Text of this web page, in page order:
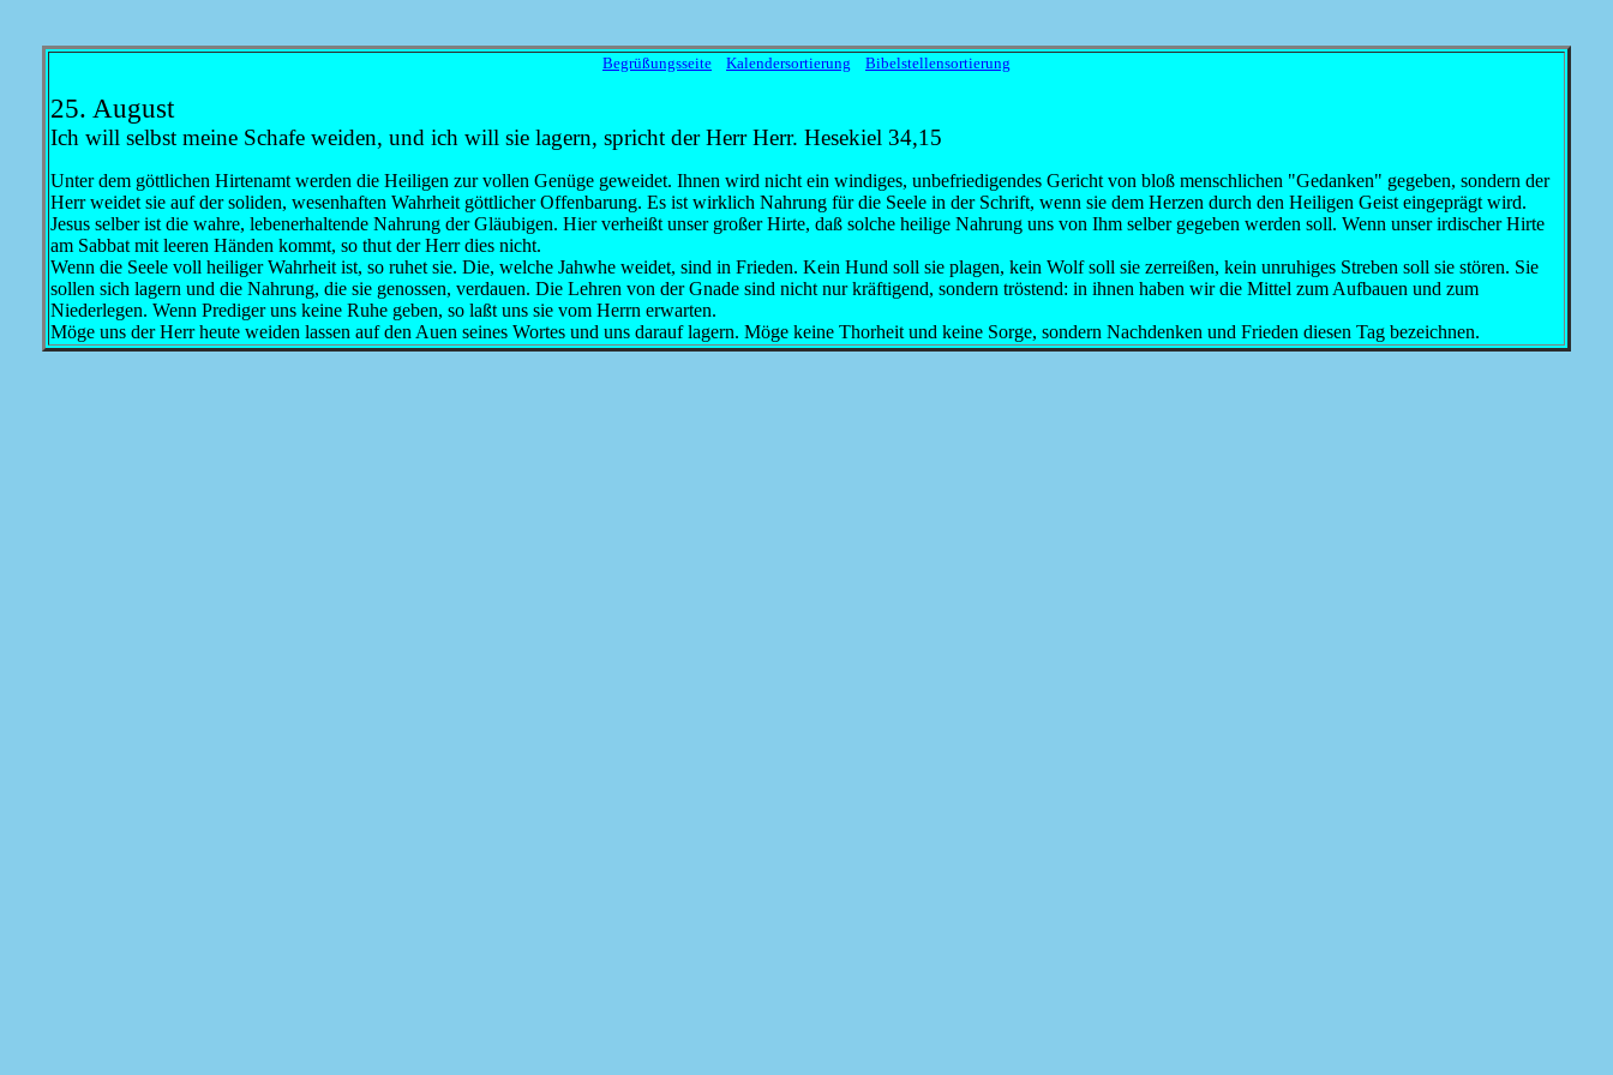
Begrüßungsseite Kalendersortierung Bibelstellensortierung
25. August
Ich will selbst meine Schafe weiden, und ich will sie lagern, spricht der Herr Herr. Hesekiel 34,15
Unter dem göttlichen Hirtenamt werden die Heiligen zur vollen Genüge geweidet. Ihnen wird nicht ein windiges, unbefriedigendes Gericht von bloß menschlichen "Gedanken" gegeben, sondern der
Herr weidet sie auf der soliden, wesenhaften Wahrheit göttlicher Offenbarung. Es ist wirklich Nahrung für die Seele in der Schrift, wenn sie dem Herzen durch den Heiligen Geist eingeprägt wird.
Jesus selber ist die wahre, lebenerhaltende Nahrung der Gläubigen. Hier verheißt unser großer Hirte, daß solche heilige Nahrung uns von Ihm selber gegeben werden soll. Wenn unser irdischer Hirte
am Sabbat mit leeren Händen kommt, so thut der Herr dies nicht.
Wenn die Seele voll heiliger Wahrheit ist, so ruhet sie. Die, welche Jahwhe weidet, sind in Frieden. Kein Hund soll sie plagen, kein Wolf soll sie zerreißen, kein unruhiges Streben soll sie stören. Sie
sollen sich lagern und die Nahrung, die sie genossen, verdauen. Die Lehren von der Gnade sind nicht nur kräftigend, sondern tröstend: in ihnen haben wir die Mittel zum Aufbauen und zum
Niederlegen. Wenn Prediger uns keine Ruhe geben, so laßt uns sie vom Herrn erwarten.
Möge uns der Herr heute weiden lassen auf den Auen seines Wortes und uns darauf lagern. Möge keine Thorheit und keine Sorge, sondern Nachdenken und Frieden diesen Tag bezeichnen.